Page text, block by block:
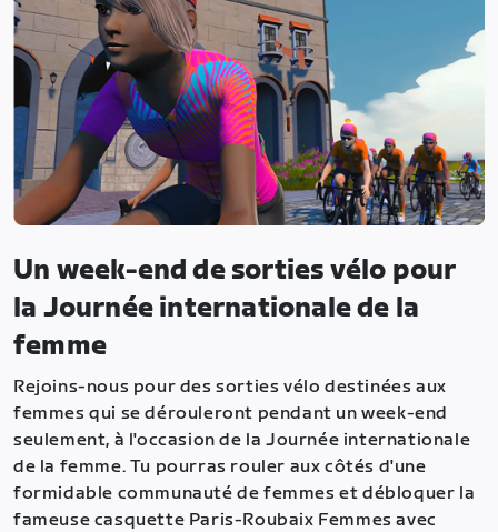
Un week-end de sorties vélo pour
la Journée internationale de la
femme
Rejoins-nous pour des sorties vélo destinées aux
femmes qui se dérouleront pendant un week-end
seulement, à l'occasion de la Journée internationale
de la femme. Tu pourras rouler aux côtés d'une
formidable communauté de femmes et débloquer la
fameuse casquette Paris-Roubaix Femmes avec